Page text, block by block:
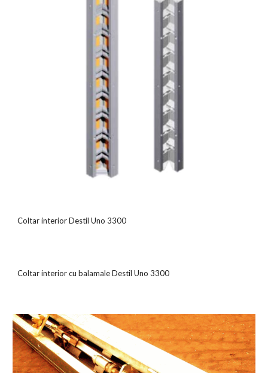
Coltar interior Destil Uno 3300
Coltar interior cu balamale Destil Uno 3300